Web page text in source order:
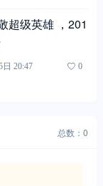
超级英雄 ，201
日 20:47
0
总数：0